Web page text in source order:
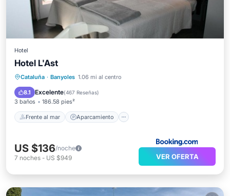
Hotel
Hotel L'Ast
Cataluña · Banyoles 1.06 mi al centro
8.1 Excelente(467 Reseñas)
3 baños 186.58 pies²
Frente al mar Aparcamiento
Frente al mar Aparcamiento
Vista al mar
US $136/noche
7 noches - US $949 VER OFERTA